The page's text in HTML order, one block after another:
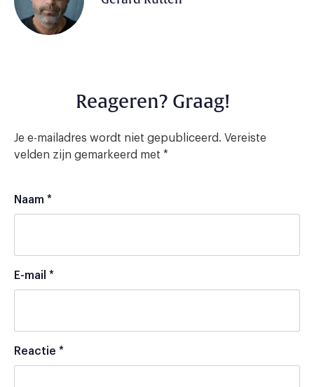
Reageren? Graag!
Je e-mailadres wordt niet gepubliceerd. Vereiste
velden zijn gemarkeerd met *
Naam *
E-mail *
Reactie *